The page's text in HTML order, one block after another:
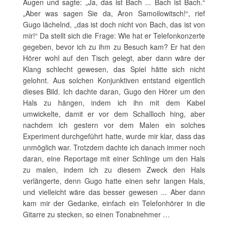
Augen und sagte: „Ja, das ist Bach ... Bach ist Bach.“
„Aber was sagen Sie da, Aron Samoilowitsch!“, rief
Gugo lächelnd, „das ist doch nicht von Bach, das ist von
mir!“ Da stellt sich die Frage: Wie hat er Telefonkonzerte
gegeben, bevor ich zu ihm zu Besuch kam? Er hat den
Hörer wohl auf den Tisch gelegt, aber dann wäre der
Klang schlecht gewesen, das Spiel hätte sich nicht
gelohnt. Aus solchen Konjunktiven entstand eigentlich
dieses Bild. Ich dachte daran, Gugo den Hörer um den
Hals zu hängen, indem ich ihn mit dem Kabel
umwickelte, damit er vor dem Schallloch hing, aber
nachdem ich gestern vor dem Malen ein solches
Experiment durchgeführt hatte, wurde mir klar, dass das
unmöglich war. Trotzdem dachte ich danach immer noch
daran, eine Reportage mit einer Schlinge um den Hals
zu malen, indem ich zu diesem Zweck den Hals
verlängerte, denn Gugo hatte einen sehr langen Hals,
und vielleicht wäre das besser gewesen ... Aber dann
kam mir der Gedanke, einfach ein Telefonhörer in die
Gitarre zu stecken, so einen Tonabnehmer …